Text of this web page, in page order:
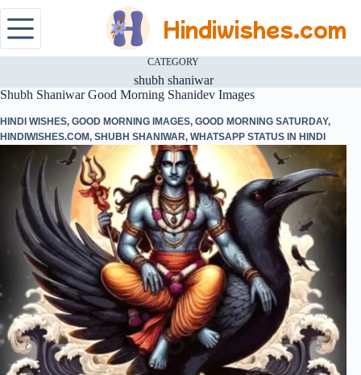
Hindiwishes.com
CATEGORY
shubh shaniwar
Shubh Shaniwar Good Morning Shanidev Images
HINDI WISHES, GOOD MORNING IMAGES, GOOD MORNING SATURDAY,
HINDIWISHES.COM, SHUBH SHANIWAR, WHATSAPP STATUS IN HINDI